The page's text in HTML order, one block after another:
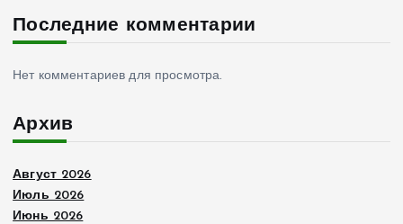
Последние комментарии
Нет комментариев для просмотра.
Архив
Август 2026
Июль 2026
Июнь 2026